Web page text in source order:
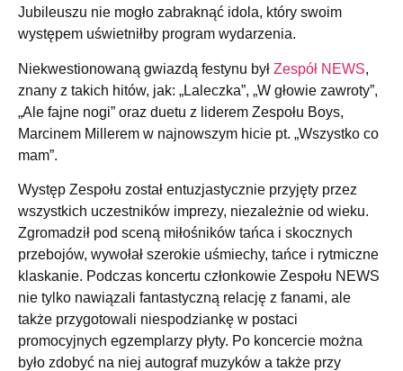
Jubileuszu nie mogło zabraknąć idola, który swoim
występem uświetniłby program wydarzenia.
Niekwestionowaną gwiazdą festynu był Zespół NEWS,
znany z takich hitów, jak: „Laleczka”, „W głowie zawroty”,
„Ale fajne nogi” oraz duetu z liderem Zespołu Boys,
Marcinem Millerem w najnowszym hicie pt. „Wszystko co
mam”.
Występ Zespołu został entuzjastycznie przyjęty przez
wszystkich uczestników imprezy, niezależnie od wieku.
Zgromadził pod sceną miłośników tańca i skocznych
przebojów, wywołał szerokie uśmiechy, tańce i rytmiczne
klaskanie. Podczas koncertu członkowie Zespołu NEWS
nie tylko nawiązali fantastyczną relację z fanami, ale
także przygotowali niespodziankę w postaci
promocyjnych egzemplarzy płyty. Po koncercie można
było zdobyć na niej autograf muzyków a także przy